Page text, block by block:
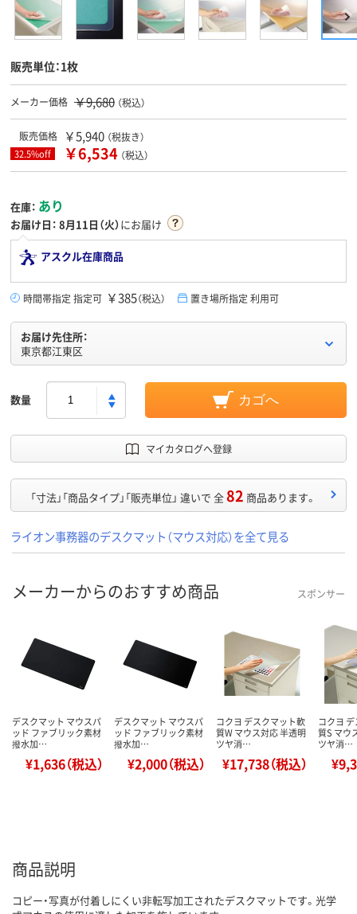
販売単位：1枚
メーカー価格 ￥9,680 （税込）
販売価格 ￥5,940 （税抜き）
32.5%off ￥6,534 （税込）
在庫： あり
お届け日： 8月11日（火）にお届け
アスクル在庫商品
時間帯指定 指定可 ￥385（税込） 置き場所指定 利用可
お届け先住所：
東京都江東区
数量 カゴへ
マイカタログへ登録
「寸法」「商品タイプ」「販売単位」 違いで 全82 商品あります。
ライオン事務器のデスクマット（マウス対応）を全て見る
メーカーからのおすすめ商品 スポンサー
デスクマット マウスパ
ッド ファブリック素材
撥水加…
¥1,636（税込）
デスクマット マウスパ
ッド ファブリック素材
撥水加…
¥2,000（税込）
コクヨ デスクマット軟
質W マウス対応 半透明
ツヤ消…
¥17,738（税込）
コクヨ
質S マウ
ツヤ消…
商品説明
コピー・写真が付着しにくい非転写加工されたデスクマットです。光学